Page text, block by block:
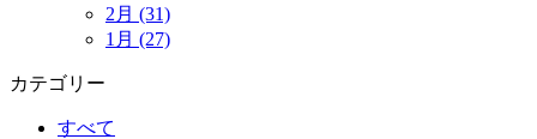
2月 (31)
1月 (27)
カテゴリー
すべて